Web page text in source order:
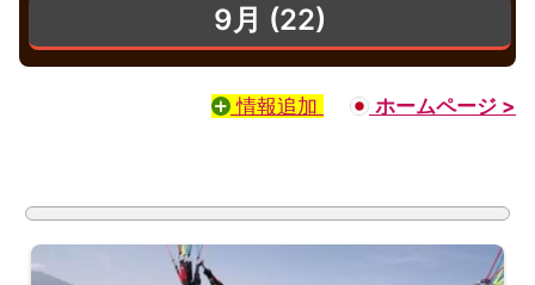
9月 (22)
情報追加 ホームページ >